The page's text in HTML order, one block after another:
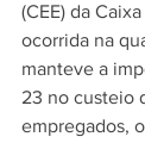
(CEE) da
ocorrida na
manteve a
23 no custeio
empregados,